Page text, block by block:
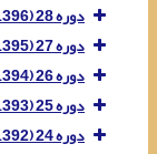
دوره 28 (1396)
دوره 27 (1395)
دوره 26 (1394)
دوره 25 (1393)
دوره 24 (1392)